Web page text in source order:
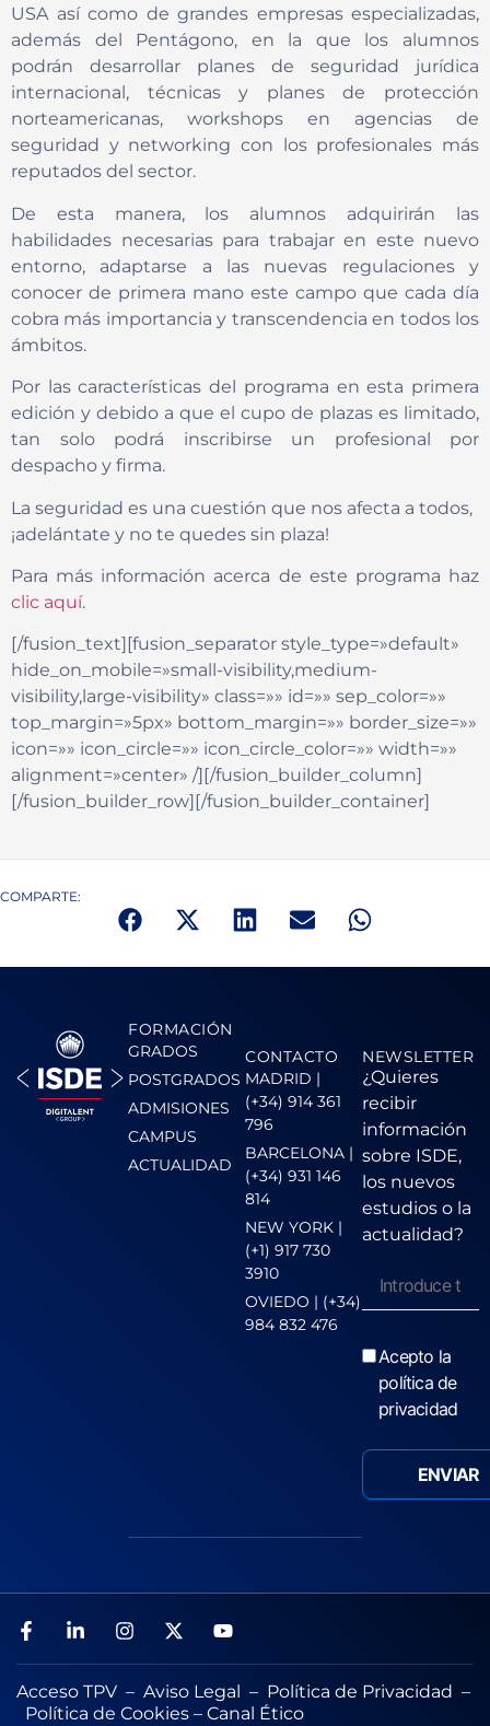
USA así como de grandes empresas especializadas,
además del Pentágono, en la que los alumnos
podrán desarrollar planes de seguridad jurídica
internacional, técnicas y planes de protección
norteamericanas, workshops en agencias de
seguridad y networking con los profesionales más
reputados del sector.
De esta manera, los alumnos adquirirán las
habilidades necesarias para trabajar en este nuevo
entorno, adaptarse a las nuevas regulaciones y
conocer de primera mano este campo que cada día
cobra más importancia y transcendencia en todos los
ámbitos.
Por las características del programa en esta primera
edición y debido a que el cupo de plazas es limitado,
tan solo podrá inscribirse un profesional por
despacho y firma.
La seguridad es una cuestión que nos afecta a todos,
¡adelántate y no te quedes sin plaza!
Para más información acerca de este programa haz
clic aquí.
[/fusion_text][fusion_separator style_type=»default»
hide_on_mobile=»small-visibility,medium-
visibility,large-visibility» class=»» id=»» sep_color=»»
top_margin=»5px» bottom_margin=»» border_size=»»
icon=»» icon_circle=»» icon_circle_color=»» width=»»
alignment=»center» /][/fusion_builder_column]
[/fusion_builder_row][/fusion_builder_container]
COMPARTE:
FORMACIÓN
GRADOS
POSTGRADOS
ADMISIONES
CAMPUS
ACTUALIDAD
CONTACTO
MADRID |
(+34) 914 361
796
BARCELONA |
(+34) 931 146
814
NEW YORK |
(+1) 917 730
3910
OVIEDO | (+34)
984 832 476
NEWSLETTER
¿Quieres
recibir
información
sobre ISDE,
los nuevos
estudios o la
actualidad?
Acepto la
política de
privacidad
Acceso TPV – Aviso Legal – Política de Privacidad –
Política de Cookies – Canal Ético